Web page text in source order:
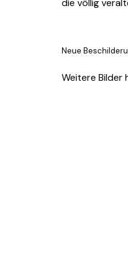
die völlig
Neue
Weitere Bilder